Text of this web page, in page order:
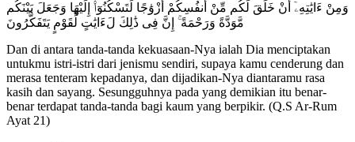
وَمِنْ ءَايَٰتِهِۦٓ أَنْ خَلَقَ لَكُم مِّنْ أَنفُسِكُمْ أَزْوَٰجًا لِّتَسْكُنُوٓا۟ إِلَيْهَا وَجَعَلَ بَيْنَكُم
مَّوَدَّةً وَرَحْمَةً ۚ إِنَّ فِى ذَٰلِكَ لَءَايَٰتٍ لِّقَوْمٍ يَتَفَكَّرُونَ
Dan di antara tanda-tanda kekuasaan-Nya ialah Dia menciptakan
untukmu istri-istri dari jenismu sendiri, supaya kamu cenderung dan
merasa tenteram kepadanya, dan dijadikan-Nya diantaramu rasa
kasih dan sayang. Sesungguhnya pada yang demikian itu benar-
benar terdapat tanda-tanda bagi kaum yang berpikir. (Q.S Ar-Rum
Ayat 21)